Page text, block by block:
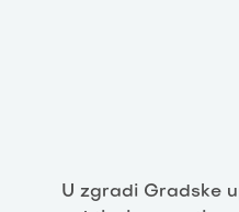
U zgradi Gradske